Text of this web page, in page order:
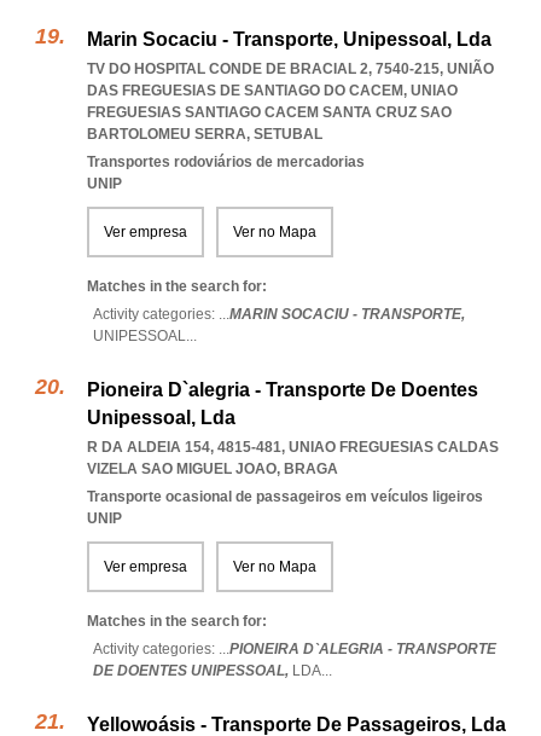
Marin Socaciu - Transporte, Unipessoal, Lda
TV DO HOSPITAL CONDE DE BRACIAL 2, 7540-215, UNIÃO
DAS FREGUESIAS DE SANTIAGO DO CACEM, UNIAO
FREGUESIAS SANTIAGO CACEM SANTA CRUZ SAO
BARTOLOMEU SERRA, SETUBAL
Transportes rodoviários de mercadorias
UNIP
Ver empresa Ver no Mapa
Matches in the search for:
Activity categories: ...MARIN SOCACIU - TRANSPORTE,
UNIPESSOAL...
Pioneira D`alegria - Transporte De Doentes
Unipessoal, Lda
R DA ALDEIA 154, 4815-481, UNIAO FREGUESIAS CALDAS
VIZELA SAO MIGUEL JOAO, BRAGA
Transporte ocasional de passageiros em veículos ligeiros
UNIP
Ver empresa Ver no Mapa
Matches in the search for:
Activity categories: ...PIONEIRA D`ALEGRIA - TRANSPORTE
DE DOENTES UNIPESSOAL, LDA...
Yellowoásis - Transporte De Passageiros, Lda